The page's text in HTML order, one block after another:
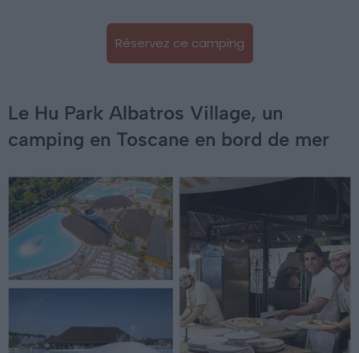
Réservez ce camping
Le Hu Park Albatros Village, un
camping en Toscane en bord de mer